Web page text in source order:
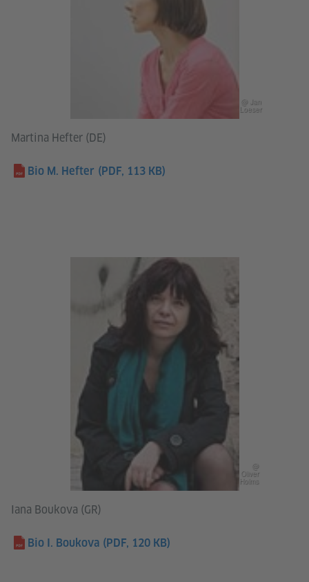
@ Jan
Loeser
Martina Hefter (DE)
Bio M. Hefter (PDF, 113 KB)
@
Oliver
Holms
Iana Boukova (GR)
Bio I. Boukova (PDF, 120 KB)